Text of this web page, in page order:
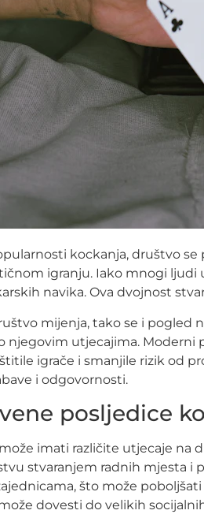
kockanja, društvo se
igranju. Iako mnogi ljudi
navika. Ova dvojnost
mijenja, tako se i pogled
njegovim utjecajima.
igrače i smanjile rizik od
i odgovornosti.
posljedice
imati različite utjecaje na
stvaranjem radnih mjesta i
što može
dovesti do velikih